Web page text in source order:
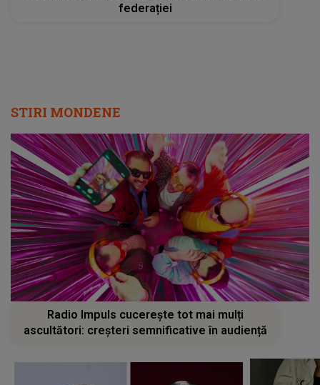
federației
STIRI MONDENE
Radio Impuls cucerește tot mai mulți
ascultători: creșteri semnificative în audiență